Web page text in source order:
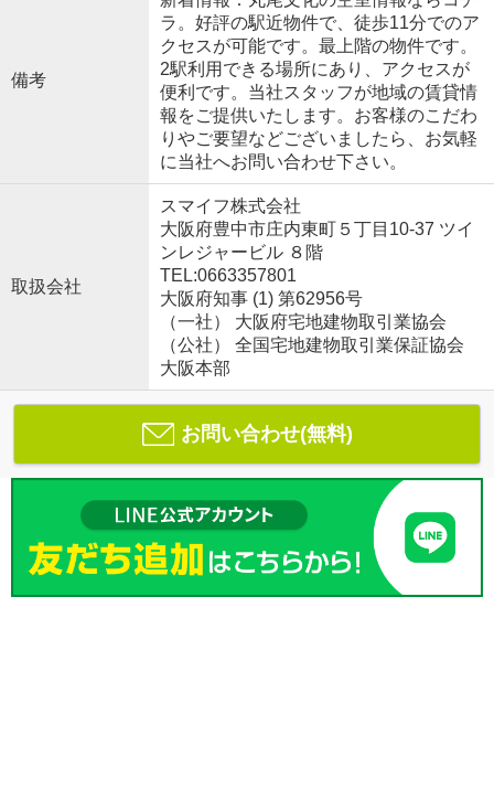
備考
ラ。好評の駅近物件で、徒歩11分でのア
クセスが可能です。最上階の物件です。
2駅利用できる場所にあり、アクセスが
便利です。当社スタッフが地域の賃貸情
報をご提供いたします。お客様のこだわ
りやご要望などございましたら、お気軽
に当社へお問い合わせ下さい。
取扱会社
スマイフ株式会社
大阪府豊中市庄内東町５丁目10-37 ツイ
ンレジャービル ８階
TEL:0663357801
大阪府知事 (1) 第62956号
（一社） 大阪府宅地建物取引業協会
（公社） 全国宅地建物取引業保証協会
大阪本部
お問い合わせ(無料)